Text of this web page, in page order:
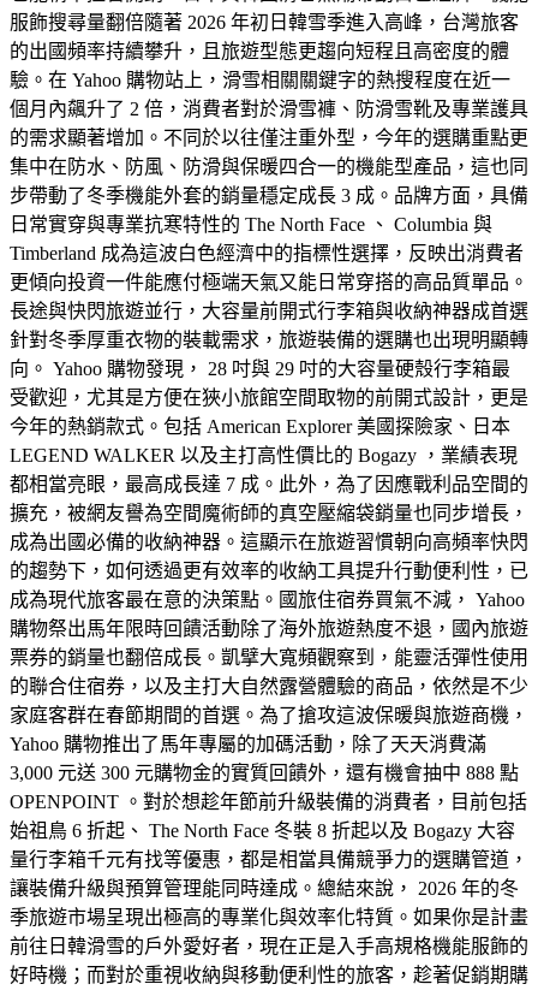
服飾搜尋量翻倍隨著 2026 年初日韓雪季進入高峰，台灣旅客
的出國頻率持續攀升，且旅遊型態更趨向短程且高密度的體
驗。在 Yahoo 購物站上，滑雪相關關鍵字的熱搜程度在近一
個月內飆升了 2 倍，消費者對於滑雪褲、防滑雪靴及專業護具
的需求顯著增加。不同於以往僅注重外型，今年的選購重點更
集中在防水、防風、防滑與保暖四合一的機能型產品，這也同
步帶動了冬季機能外套的銷量穩定成長 3 成。品牌方面，具備
日常實穿與專業抗寒特性的 The North Face 、 Columbia 與
Timberland 成為這波白色經濟中的指標性選擇，反映出消費者
更傾向投資一件能應付極端天氣又能日常穿搭的高品質單品。
長途與快閃旅遊並行，大容量前開式行李箱與收納神器成首選
針對冬季厚重衣物的裝載需求，旅遊裝備的選購也出現明顯轉
向。 Yahoo 購物發現， 28 吋與 29 吋的大容量硬殼行李箱最
受歡迎，尤其是方便在狹小旅館空間取物的前開式設計，更是
今年的熱銷款式。包括 American Explorer 美國探險家、日本
LEGEND WALKER 以及主打高性價比的 Bogazy ，業績表現
都相當亮眼，最高成長達 7 成。此外，為了因應戰利品空間的
擴充，被網友譽為空間魔術師的真空壓縮袋銷量也同步增長，
成為出國必備的收納神器。這顯示在旅遊習慣朝向高頻率快閃
的趨勢下，如何透過更有效率的收納工具提升行動便利性，已
成為現代旅客最在意的決策點。國旅住宿券買氣不減， Yahoo
購物祭出馬年限時回饋活動除了海外旅遊熱度不退，國內旅遊
票券的銷量也翻倍成長。凱擘大寬頻觀察到，能靈活彈性使用
的聯合住宿券，以及主打大自然露營體驗的商品，依然是不少
家庭客群在春節期間的首選。為了搶攻這波保暖與旅遊商機，
Yahoo 購物推出了馬年專屬的加碼活動，除了天天消費滿
3,000 元送 300 元購物金的實質回饋外，還有機會抽中 888 點
OPENPOINT 。對於想趁年節前升級裝備的消費者，目前包括
始祖鳥 6 折起、 The North Face 冬裝 8 折起以及 Bogazy 大容
量行李箱千元有找等優惠，都是相當具備競爭力的選購管道，
讓裝備升級與預算管理能同時達成。總結來說， 2026 年的冬
季旅遊市場呈現出極高的專業化與效率化特質。如果你是計畫
前往日韓滑雪的戶外愛好者，現在正是入手高規格機能服飾的
好時機；而對於重視收納與移動便利性的旅客，趁著促銷期購